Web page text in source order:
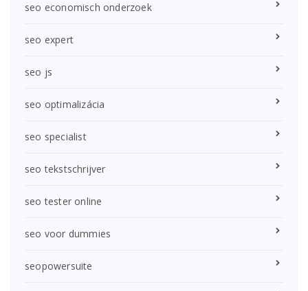
seo economisch onderzoek
seo expert
seo js
seo optimalizácia
seo specialist
seo tekstschrijver
seo tester online
seo voor dummies
seopowersuite